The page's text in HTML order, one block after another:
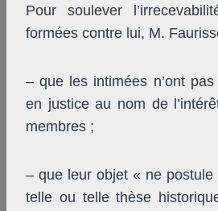
Pour soulever
formées contre lui, M.
– que les intimées n’ont
en justice au nom de
membres ;
– que leur objet « ne
telle ou telle thèse